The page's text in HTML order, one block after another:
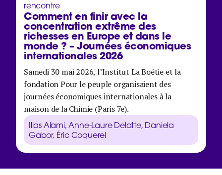
rencontre
Comment en finir avec la
concentration extrême des
richesses en Europe et dans le
monde ? – Journées économiques
internationales 2026
Samedi 30 mai 2026, l’Institut La Boétie et la
fondation Pour le peuple organisaient des
journées économiques internationales à la
maison de la Chimie (Paris 7e).
Ilias Alami, Anne-Laure Delatte, Daniela
Gabor, Éric Coquerel